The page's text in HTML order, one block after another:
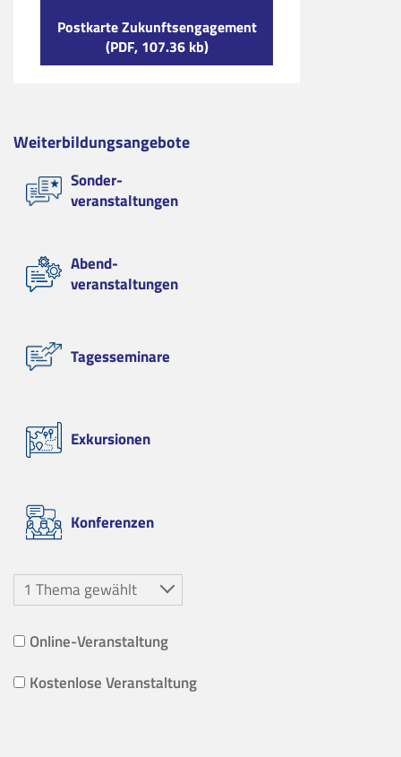
Postkarte Zukunftsengagement
(PDF, 107.36 kb)
Weiterbildungsangebote
Sonder-
veranstaltungen
Abend-
veranstaltungen
Tagesseminare
Exkursionen
Konferenzen
1 Thema gewählt
Online-Veranstaltung
Kostenlose Veranstaltung